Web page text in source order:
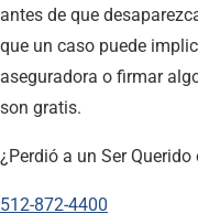
antes de que
que un caso puede
aseguradora o firmar
son gratis.
¿Perdió a un Ser
512-872-4400